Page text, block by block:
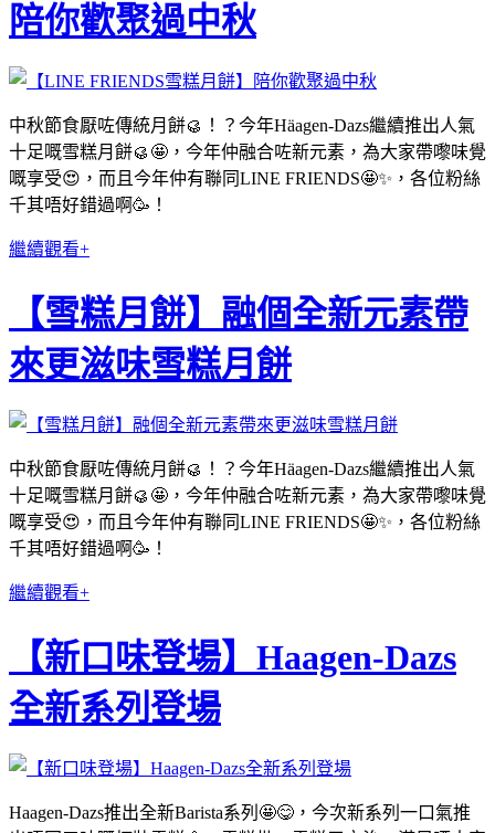
陪你歡聚過中秋
中秋節食厭咗傳統月餅🥮！？今年Häagen-Dazs繼續推出人氣
十足嘅雪糕月餅🥮🤩，今年仲融合咗新元素，為大家帶嚟味覺
嘅享受😍，而且今年仲有聯同LINE FRIENDS🤩✨，各位粉絲
千其唔好錯過啊🥳！
繼續觀看+
【雪糕月餅】融個全新元素帶
來更滋味雪糕月餅
中秋節食厭咗傳統月餅🥮！？今年Häagen-Dazs繼續推出人氣
十足嘅雪糕月餅🥮🤩，今年仲融合咗新元素，為大家帶嚟味覺
嘅享受😍，而且今年仲有聯同LINE FRIENDS🤩✨，各位粉絲
千其唔好錯過啊🥳！
繼續觀看+
【新口味登場】Haagen-Dazs
全新系列登場
Haagen-Dazs推出全新Barista系列🤩😋，今次新系列一口氣推